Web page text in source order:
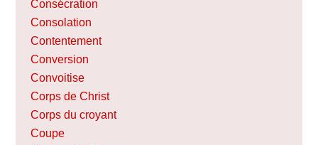
Consécration
Consolation
Contentement
Conversion
Convoitise
Corps de Christ
Corps du croyant
Coupe